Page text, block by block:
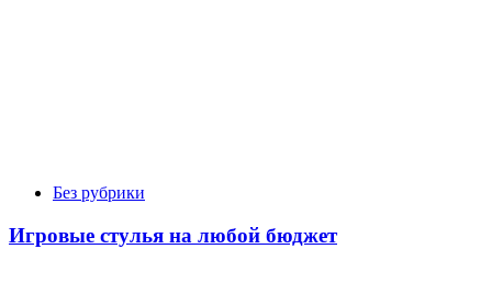
Без рубрики
Игровые стулья на любой бюджет